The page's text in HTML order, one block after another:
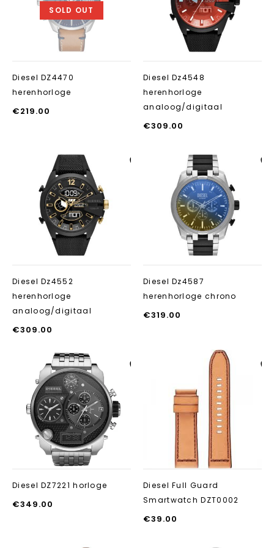
SOLD OUT
Diesel DZ4470
herenhorloge
€219.00
Diesel Dz4548
herenhorloge
analoog/digitaal
€309.00
Diesel Dz4552
herenhorloge
analoog/digitaal
€309.00
Diesel Dz4587
herenhorloge chrono
€319.00
Diesel DZ7221 horloge
€349.00
Diesel Full Guard
Smartwatch DZT0002
€39.00